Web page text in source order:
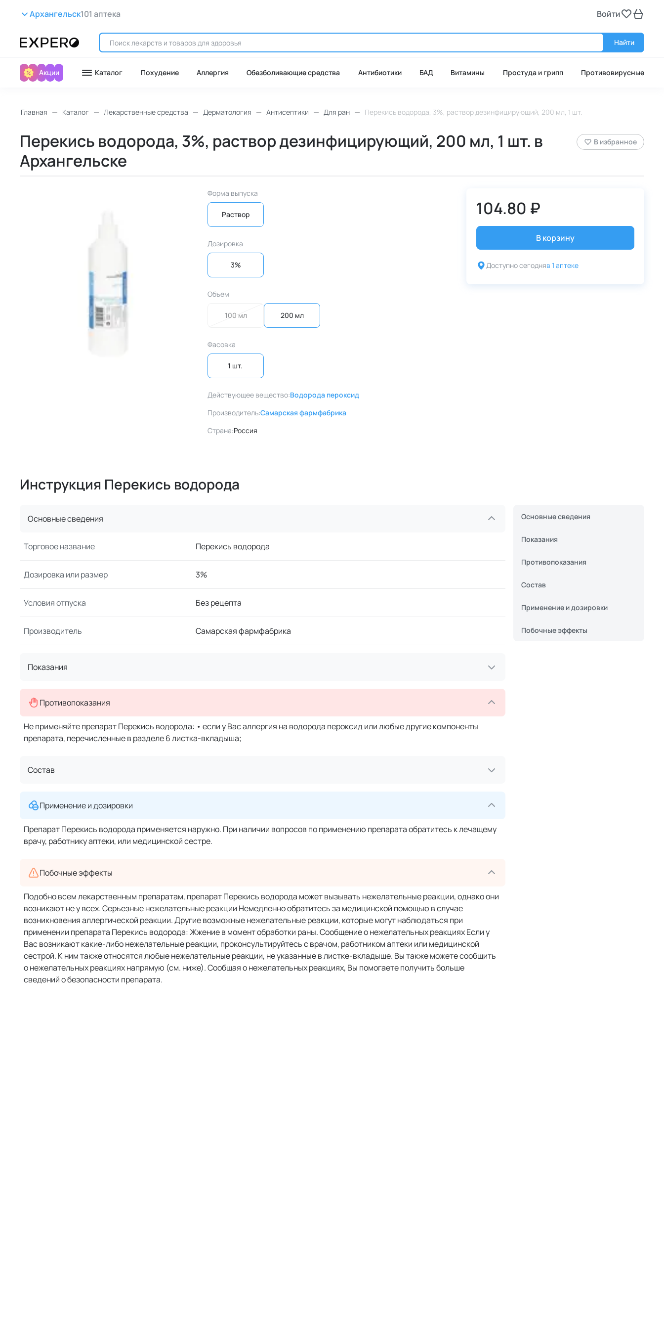
Архангельск101 аптека Войти
Найти
Акции Каталог Похудение Аллергия Обезболивающие средства Антибиотики БАД Витамины Простуда и грипп Противовирусные
Главная Каталог Лекарственные средства Дерматология Антисептики Для ран Перекись водорода, 3%, раствор дезинфицирующий, 200 мл, 1 шт.
Перекись водорода, 3%, раствор дезинфицирующий, 200 мл, 1 шт. в
Архангельске
В избранное
Форма выпуска
Раствор
Дозировка
3%
Объем
100 мл 200 мл
Фасовка
1 шт.
Действующее вещество:Водорода пероксид
Производитель:Самарская фармфабрика
Страна:Россия
104.80 ₽
В корзину
Доступно сегодняв 1 аптеке
Инструкция Перекись водорода
Основные сведения
Торговое название Перекись водорода
Дозировка или размер 3%
Условия отпуска Без рецепта
Производитель Самарская фармфабрика
Показания
Противопоказания
Не применяйте препарат Перекись водорода: • если у Вас аллергия на водорода пероксид или любые другие компоненты
препарата, перечисленные в разделе 6 листка-вкладыша;
Состав
Применение и дозировки
Препарат Перекись водорода применяется наружно. При наличии вопросов по применению препарата обратитесь к лечащему
врачу, работнику аптеки, или медицинской сестре.
Побочные эффекты
Подобно всем лекарственным препаратам, препарат Перекись водорода может вызывать нежелательные реакции, однако они
возникают не у всех. Серьезные нежелательные реакции Немедленно обратитесь за медицинской помощью в случае
возникновения аллергической реакции. Другие возможные нежелательные реакции, которые могут наблюдаться при
применении препарата Перекись водорода: Жжение в момент обработки раны. Сообщение о нежелательных реакциях Если у
Вас возникают какие-либо нежелательные реакции, проконсультируйтесь с врачом, работником аптеки или медицинской
сестрой. К ним также относятся любые нежелательные реакции, не указанные в листке-вкладыше. Вы также можете сообщить
о нежелательных реакциях напрямую (см. ниже). Сообщая о нежелательных реакциях, Вы помогаете получить больше
сведений о безопасности препарата.
Основные сведения
Показания
Противопоказания
Состав
Применение и дозировки
Побочные эффекты